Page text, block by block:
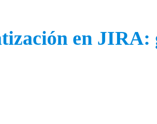
en JIRA: